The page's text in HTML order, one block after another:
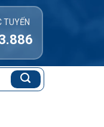
TUYẾN